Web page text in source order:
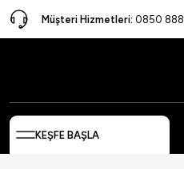
Müşteri Hizmetleri: 0850
KEŞFE BAŞLA